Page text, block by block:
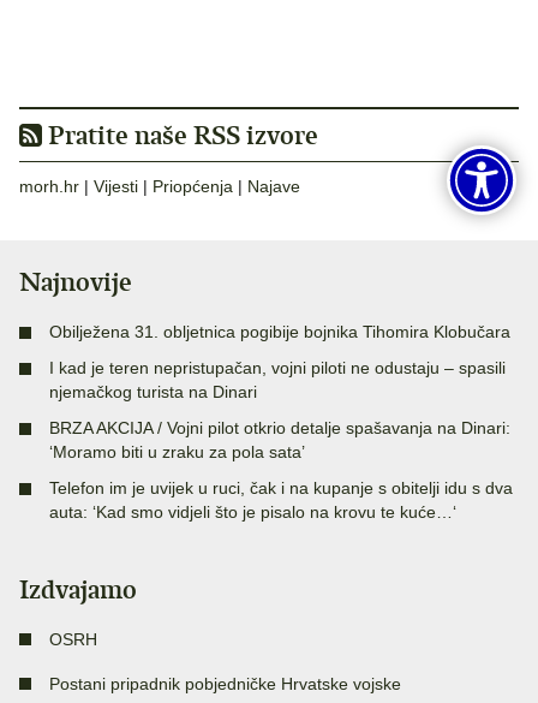
Pratite naše RSS izvore
morh.hr | Vijesti | Priopćenja | Najave
Najnovije
Obilježena 31. obljetnica pogibije bojnika Tihomira Klobučara
I kad je teren nepristupačan, vojni piloti ne odustaju – spasili
njemačkog turista na Dinari
BRZA AKCIJA / Vojni pilot otkrio detalje spašavanja na Dinari:
‘Moramo biti u zraku za pola sata’
Telefon im je uvijek u ruci, čak i na kupanje s obitelji idu s dva
auta: ‘Kad smo vidjeli što je pisalo na krovu te kuće…‘
Izdvajamo
OSRH
Postani pripadnik pobjedničke Hrvatske vojske